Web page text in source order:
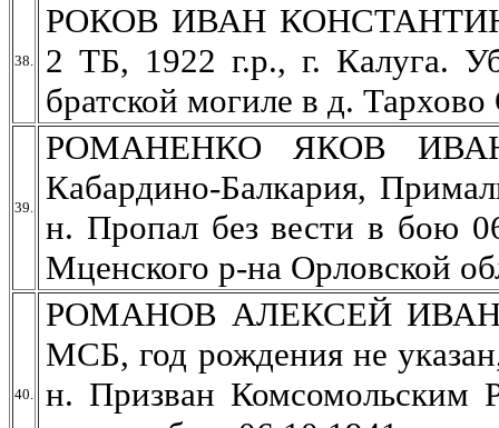
38.
РОКОВ ИВАН
2 ТБ, 1922 г.р., г. Калуга.
братской могиле в д.
39.
РОМАНЕНКО ЯКОВ
Кабардино-Балкария,
н. Пропал без вести в бою
Мценского р-на Орловской
40.
РОМАНОВ АЛЕКСЕЙ
МСБ, год рождения не
н. Призван Комсомольским